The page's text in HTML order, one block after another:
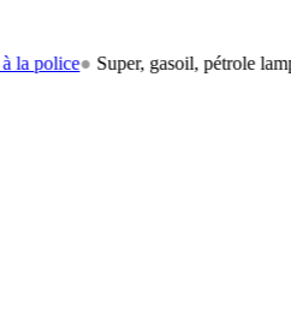
● Super, gasoil, pétrole lampant: le